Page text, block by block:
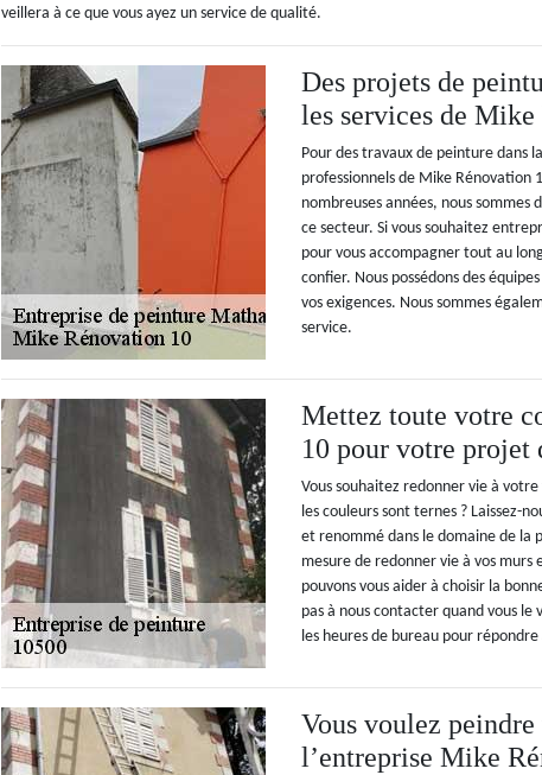
veillera à ce que vous ayez un service de qualité.
Des projets de
les services de
Pour des travaux de peinture dans
professionnels de Mike Rénovation
nombreuses années, nous sommes
ce secteur. Si vous souhaitez
pour vous accompagner tout au
confier. Nous possédons des
vos exigences. Nous sommes
service.
Mettez toute votre
10 pour votre projet
Vous souhaitez redonner vie à
les couleurs sont ternes ? Laissez-
et renommé dans le domaine de la
mesure de redonner vie à vos
pouvons vous aider à choisir la
pas à nous contacter quand vous
les heures de bureau pour
Vous voulez
l’entreprise Mike